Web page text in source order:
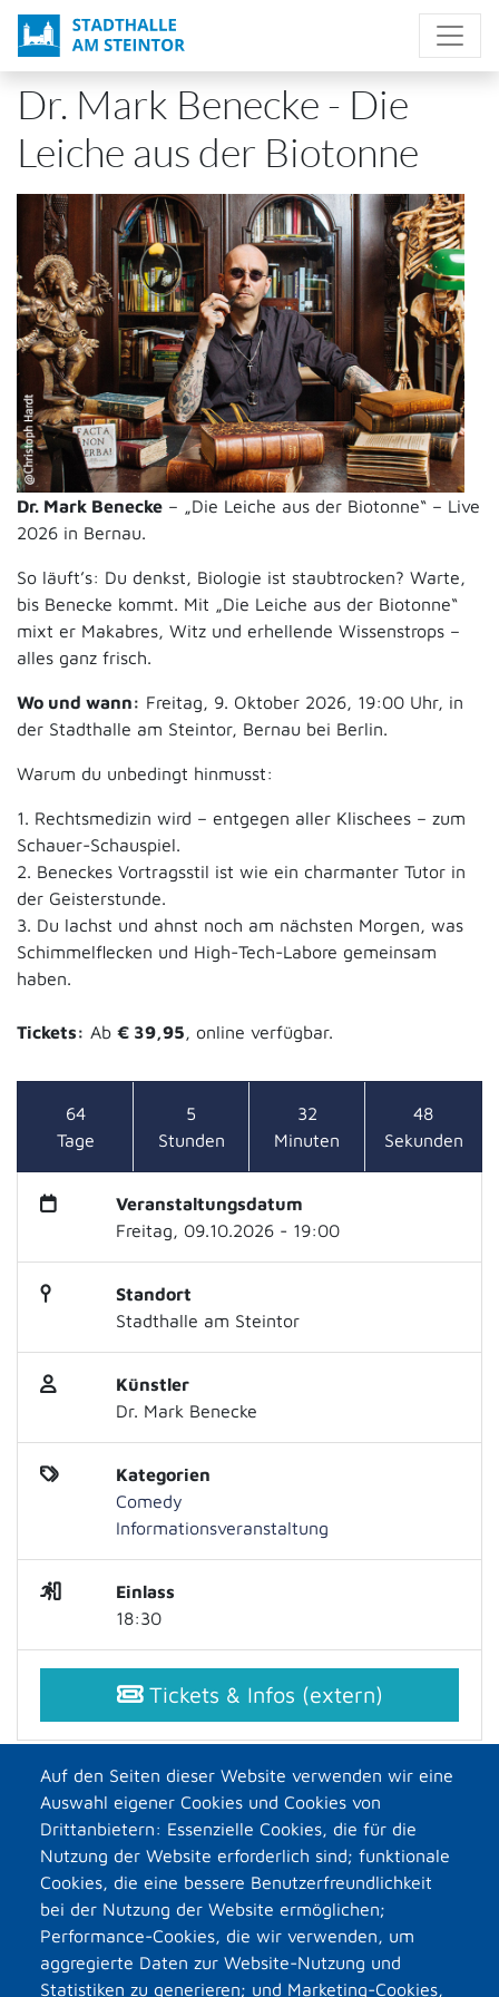
Direkt
zum
Inhalt
Auf den Seiten dieser Website verwenden wir eine
Auswahl eigener Cookies und Cookies von
Drittanbietern: Essenzielle Cookies, die für die
Nutzung der Website erforderlich sind; funktionale
Cookies, die eine bessere Benutzerfreundlichkeit
bei der Nutzung der Website ermöglichen;
Performance-Cookies, die wir verwenden, um
aggregierte Daten zur Website-Nutzung und
Statistiken zu generieren; und Marketing-Cookies,
Dr. Mark Benecke - Die
Leiche aus der Biotonne
Dr. Mark Benecke – „Die Leiche aus der Biotonne“ – Live
2026 in Bernau.
So läuft’s: Du denkst, Biologie ist staubtrocken? Warte,
bis Benecke kommt. Mit „Die Leiche aus der Biotonne“
mixt er Makabres, Witz und erhellende Wissenstrops –
alles ganz frisch.
Wo und wann: Freitag, 9. Oktober 2026, 19:00 Uhr, in
der Stadthalle am Steintor, Bernau bei Berlin.
Warum du unbedingt hinmusst:
1. Rechtsmedizin wird – entgegen aller Klischees – zum
Schauer-Schauspiel.
2. Beneckes Vortragsstil ist wie ein charmanter Tutor in
der Geisterstunde.
3. Du lachst und ahnst noch am nächsten Morgen, was
Schimmelflecken und High-Tech-Labore gemeinsam
haben.
Tickets: Ab € 39,95, online verfügbar.
64
Tage
5
Stunden
32
Minuten
48
Sekunden
Veranstaltungsdatum
Freitag, 09.10.2026 - 19:00
Standort
Stadthalle am Steintor
Künstler
Dr. Mark Benecke
Kategorien
Comedy
Informationsveranstaltung
Einlass
18:30
Tickets & Infos (extern)